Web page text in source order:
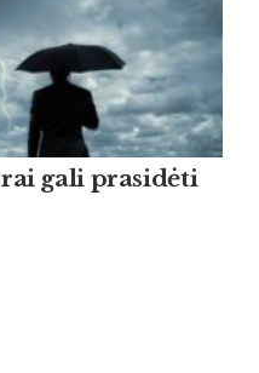
gali prasidėti